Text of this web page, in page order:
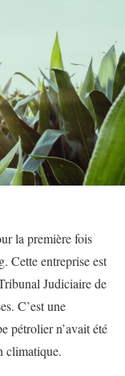
la première fois
Cette entreprise est
Judiciaire de
C’est une
pétrolier n’avait été
climatique.